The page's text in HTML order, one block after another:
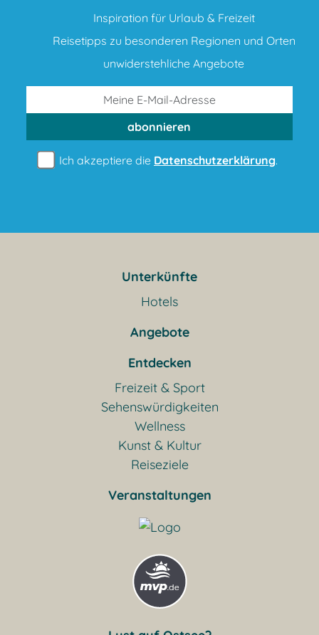
Inspiration für Urlaub & Freizeit
Reisetipps zu besonderen Regionen und Orten
unwiderstehliche Angebote
abonnieren
Ich akzeptiere die Datenschutzerklärung.
Unterkünfte
Hotels
Angebote
Entdecken
Freizeit & Sport
Sehenswürdigkeiten
Wellness
Kunst & Kultur
Reiseziele
Veranstaltungen